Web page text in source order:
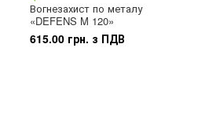
Вогнезахист по металу
«DEFENS M 120»
615.00 грн. з ПДВ